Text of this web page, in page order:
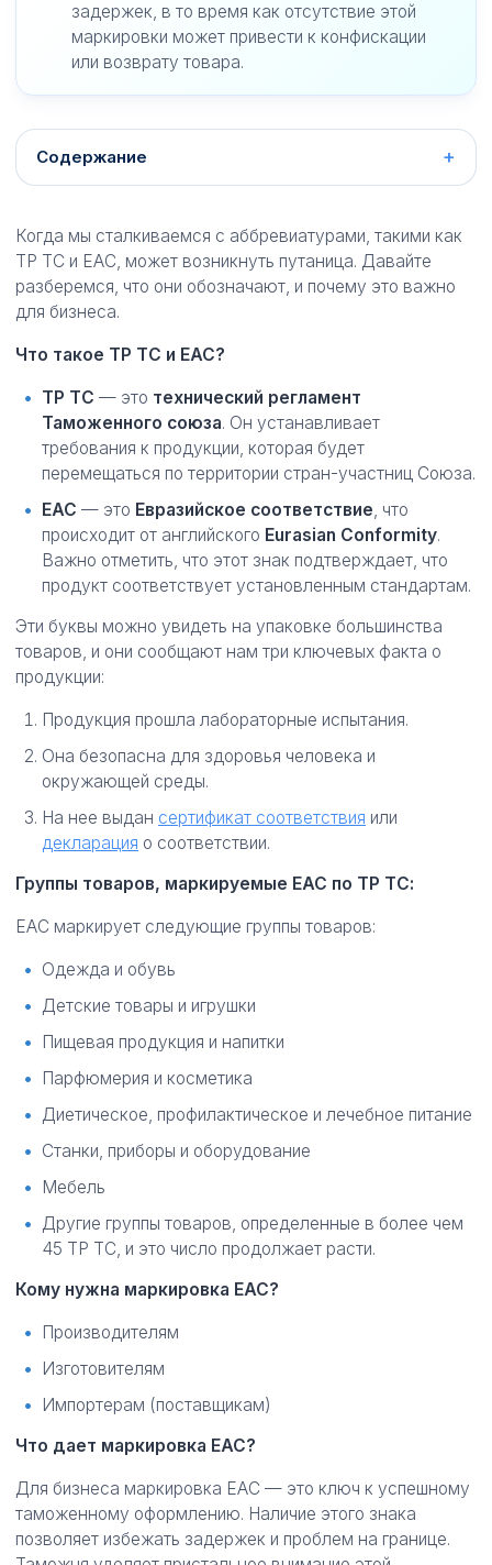
задержек, в то время как отсутствие этой
маркировки может привести к конфискации
или возврату товара.
Содержание
Когда мы сталкиваемся с аббревиатурами, такими как
ТР ТС и ЕАС, может возникнуть путаница. Давайте
разберемся, что они обозначают, и почему это важно
для бизнеса.
Что такое ТР ТС и ЕАС?
ТР ТС — это технический регламент
Таможенного союза. Он устанавливает
требования к продукции, которая будет
перемещаться по территории стран-участниц Союза.
ЕАС — это Евразийское соответствие, что
происходит от английского Eurasian Conformity.
Важно отметить, что этот знак подтверждает, что
продукт соответствует установленным стандартам.
Эти буквы можно увидеть на упаковке большинства
товаров, и они сообщают нам три ключевых факта о
продукции:
Продукция прошла лабораторные испытания.
Она безопасна для здоровья человека и
окружающей среды.
На нее выдан сертификат соответствия или
декларация о соответствии.
Группы товаров, маркируемые ЕАС по ТР ТС:
ЕАС маркирует следующие группы товаров:
Одежда и обувь
Детские товары и игрушки
Пищевая продукция и напитки
Парфюмерия и косметика
Диетическое, профилактическое и лечебное питание
Станки, приборы и оборудование
Мебель
Другие группы товаров, определенные в более чем
45 ТР ТС, и это число продолжает расти.
Кому нужна маркировка ЕАС?
Производителям
Изготовителям
Импортерам (поставщикам)
Что дает маркировка ЕАС?
Для бизнеса маркировка ЕАС — это ключ к успешному
таможенному оформлению. Наличие этого знака
позволяет избежать задержек и проблем на границе.